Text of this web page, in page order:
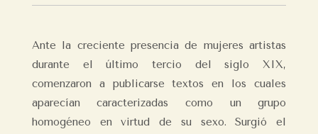
Ante la creciente presencia de mujeres artistas
durante el último tercio del siglo XIX,
comenzaron a publicarse textos en los cuales
aparecían caracterizadas como un grupo
homogéneo en virtud de su sexo. Surgió el